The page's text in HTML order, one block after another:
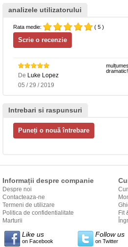
analizele utilizatorului
Rata medie: ( 5 )
De Luke Lopez
05 / 29 / 2019
Intrebari si raspunsuri
Informații despre companie
Despre noi
Contacteaza-ne
Termeni de utilizare
Politica de confidentialitate
Marturii
Fit
Like us
on Facebook
Follow us
on Twitter